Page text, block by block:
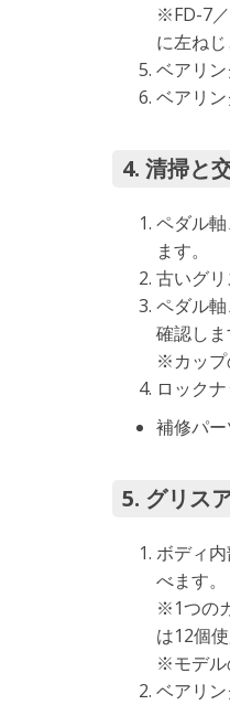
※FD-7
に左ねじ
ベアリ
ベアリン
4. 清掃と
ペダル
ます。
古いグ
ペダル
確認し
※カップ
ロック
補修パ
5. グリス
ボディ
べます。
※1つの
は12個使
※モデル
ベアリ